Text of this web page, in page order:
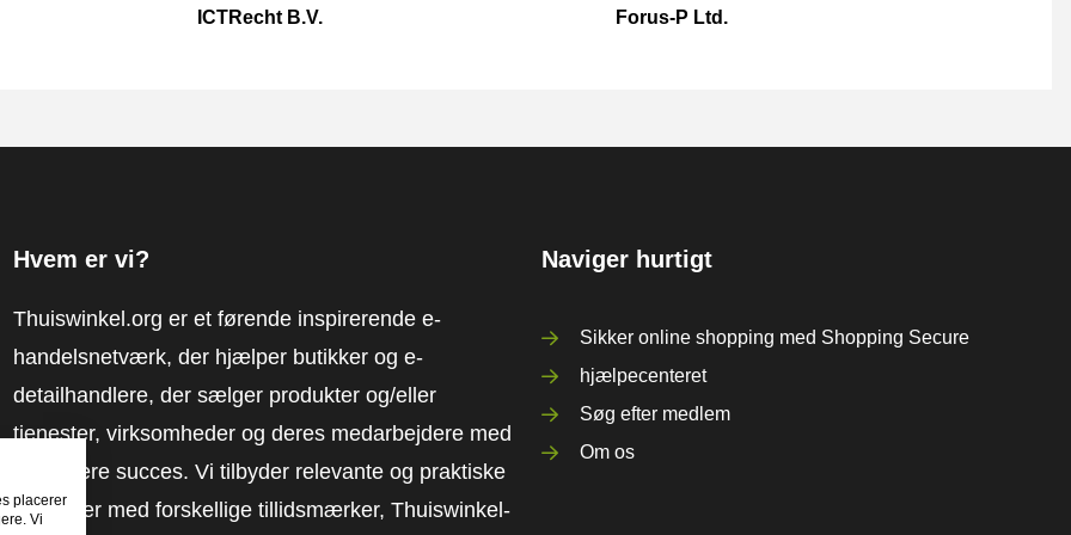
ICTRecht B.V.
Forus-P Ltd.
Hvem er vi?
Thuiswinkel.org er et førende inspirerende e-
handelsnetværk, der hjælper butikker og e-
detailhandlere, der sælger produkter og/eller
tjenester, virksomheder og deres medarbejdere med
at få mere succes. Vi tilbyder relevante og praktiske
løsninger med forskellige tillidsmærker, Thuiswinkel-
Naviger hurtigt
Sikker online shopping med Shopping Secure
hjælpecenteret
Søg efter medlem
Om os
placerer
Vi